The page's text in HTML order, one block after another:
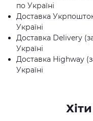
по Україні
Доставка
Україні
Доставка Delivery
Україні
Доставка Highway
Україні